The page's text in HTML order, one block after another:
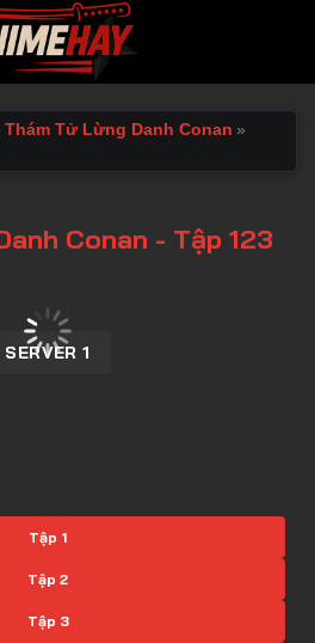
Thám Tử Lừng Danh Conan »
Conan - Tập 123
SERVER 1
Tập 1
Tập 2
Tập 3